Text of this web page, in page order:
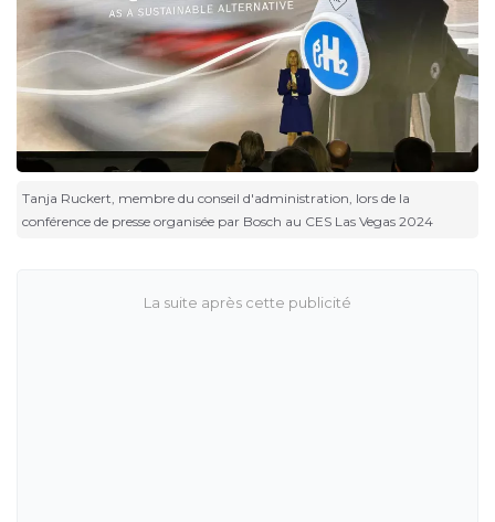
Tanja Ruckert, membre du conseil d'administration, lors de la
conférence de presse organisée par Bosch au CES Las Vegas 2024